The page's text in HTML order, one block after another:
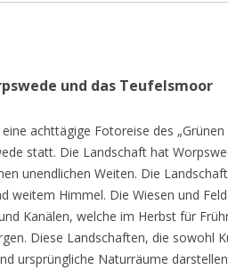
und das Teufelsmoor
achttägige Fotoreise des
statt. Die Landschaft hat
unendlichen Weiten. Die
weitem Himmel. Die Wiesen und
Kanälen, welche im Herbst für
Diese Landschaften, die sowohl
ursprüngliche Naturräume